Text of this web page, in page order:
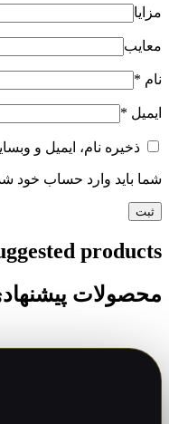
مزایا
معایب
نام *
ایمیل *
ذخیره نام، ایمیل و
شما باید وارد حساب خود
products
محصولات